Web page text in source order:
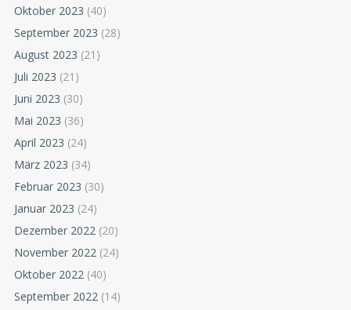
Oktober 2023 (40)
September 2023 (28)
August 2023 (21)
Juli 2023 (21)
Juni 2023 (30)
Mai 2023 (36)
April 2023 (24)
März 2023 (34)
Februar 2023 (30)
Januar 2023 (24)
Dezember 2022 (20)
November 2022 (24)
Oktober 2022 (40)
September 2022 (14)